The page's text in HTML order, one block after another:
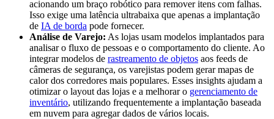
acionando um braço robótico para remover itens com falhas.
Isso exige uma latência ultrabaixa que apenas a implantação
de IA de borda pode fornecer.
Análise de Varejo: As lojas usam modelos implantados para
analisar o fluxo de pessoas e o comportamento do cliente. Ao
integrar modelos de rastreamento de objetos aos feeds de
câmeras de segurança, os varejistas podem gerar mapas de
calor dos corredores mais populares. Esses insights ajudam a
otimizar o layout das lojas e a melhorar o gerenciamento de
inventário, utilizando frequentemente a implantação baseada
em nuvem para agregar dados de vários locais.